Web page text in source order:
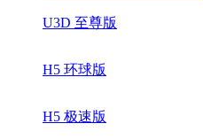
U3D 至尊版
H5 环球版
H5 极速版